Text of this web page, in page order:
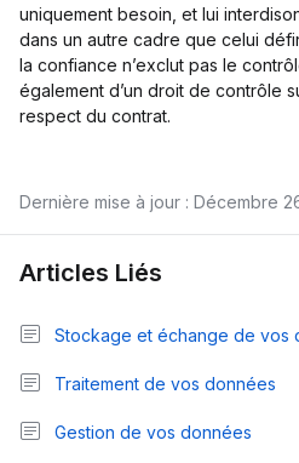
uniquement besoin, et lui
dans un autre cadre que celui
la confiance n’exclut pas le
également d’un droit de contrôle
respect du contrat.
Dernière mise à jour : Décembre
Articles Liés
Stockage et échange de vos
Traitement de vos données
Gestion de vos données